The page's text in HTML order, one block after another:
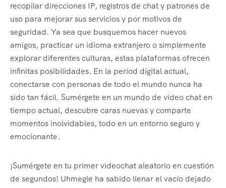
recopilar direcciones IP, registros de chat y patrones de
uso para mejorar sus servicios y por motivos de
seguridad. Ya sea que busquemos hacer nuevos
amigos, practicar un idioma extranjero o simplemente
explorar diferentes culturas, estas plataformas ofrecen
infinitas posibilidades. En la period digital actual,
conectarse con personas de todo el mundo nunca ha
sido tan fácil. Sumérgete en un mundo de video chat en
tiempo actual, descubre caras nuevas y comparte
momentos inolvidables, todo en un entorno seguro y
emocionante.
¡Sumérgete en tu primer videochat aleatorio en cuestión
de segundos! Uhmegle ha sabido llenar el vacío dejado